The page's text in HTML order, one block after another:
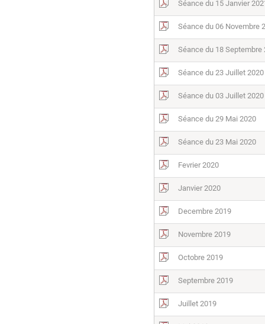
Séance du 15 Janvier
Séance du 06 Novembre
Séance du 18 Septembre
Séance du 23 Juillet 2020
Séance du 03 Juillet 2020
Séance du 29 Mai 2020
Séance du 23 Mai 2020
Fevrier 2020
Janvier 2020
Decembre 2019
Novembre 2019
Octobre 2019
Septembre 2019
Juillet 2019